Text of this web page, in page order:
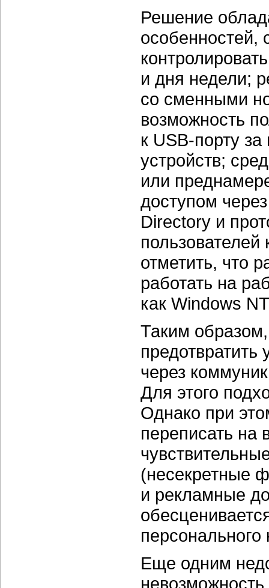
Решение
особенностей,
и дня недели;
со сменными
возможность
к USB-порту за
устройств;
или
доступом
Directory и
пользователей
отметить, что
работать на
как Windows
Таким образом,
через
Для этого
Однако при
переписать на
(несекретные
и рекламные
Еще одним